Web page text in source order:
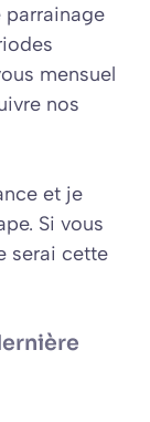
parrainage
mensuel
nos
et je
Si vous
serai cette